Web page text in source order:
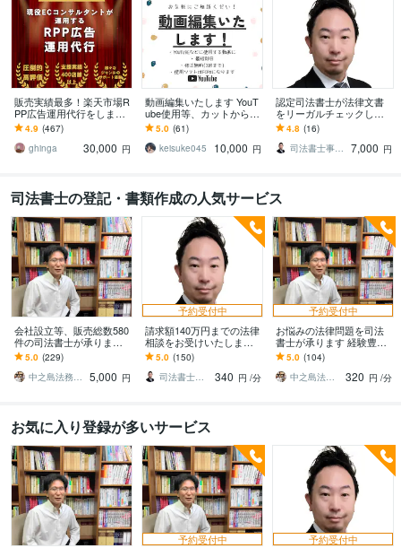
販売実績最多！楽天市場R
PP広告運用代行をします
現役ECコンサルタントが
しっかりとサポートしま
す！
4.9 (467)
ghinga
30,000 円
動画編集いたします YouT
ube使用等、カットから字
幕、音楽まで全て込み！
5.0 (61)
keisuke045
10,000 円
認定司法書士が法律文書
をリーガルチェックしま
す あなたが作った法律文
書をチェック・添削・ア
ドバイスいたします
4.8 (16)
司法書士事務所モチノロン
7,000 円
司法書士の登記・書類作成の人気サービス
会社設立等、販売総数580
件の司法書士が承ります 3
65日、設立日を選べるよ
うになりました！
5.0 (229)
中之島法務事務所
5,000 円
予約受付中
請求額140万円までの法律
相談をお受けいたします
元裁判所書記官の認定司
法書士です。法律相談は
お任せください！
5.0 (150)
司法書士事務所モチノロン
340 円 /分
予約受付中
お悩みの法律問題を司法
書士が承ります 経験豊富
な司法書士(ココナラ500
件)に聞いてみませんか
5.0 (104)
中之島法務事務所
320 円 /分
お気に入り登録が多いサービス
予約受付中
予約受付中